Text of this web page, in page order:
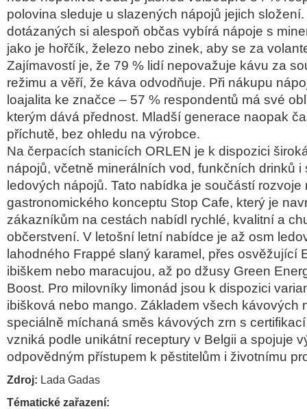
polovina sleduje u slazených nápojů jejich složen
dotázaných si alespoň občas vybírá nápoje s
jako je hořčík, železo nebo zinek, aby se za
Zajímavostí je, že 79 % lidí nepovažuje kávu za
režimu a věří, že káva odvodňuje. Při nákupu
loajalita ke značce – 57 % respondentů má své
kterým dává přednost. Mladší generace naopak
příchutě, bez ohledu na výrobce.
Na čerpacích stanicích ORLEN je k dispozici širok
nápojů, včetně minerálních vod, funkčních drinků i
ledových nápojů. Tato nabídka je součástí rozvoje
gastronomického konceptu Stop Cafe, který je
zákazníkům na cestách nabídl rychlé, kvalitní a
občerstvení. V letošní letní nabídce je až osm
lahodného Frappé slaný karamel, přes osvěžující
ibiškem nebo maracujou, až po džusy Green
Boost. Pro milovníky limonád jsou k dispozici
ibišková nebo mango. Základem všech kávových
speciálně míchaná směs kávových zrn s
vzniká podle unikátní receptury v Belgii a spojuje
odpovědným přístupem k pěstitelům i životnímu
Zdroj: Lada Gadas
Tématické zařazení: